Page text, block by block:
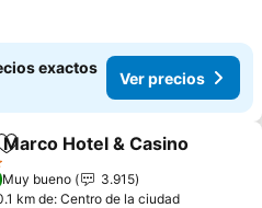
exactos
Ver precios
Agregar a favoritos
Marco Hotel & Casino
Muy bueno
3.915
km de: Centro de la ciudad